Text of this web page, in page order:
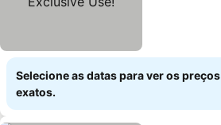
Selecione as datas para ver os preços
exatos.